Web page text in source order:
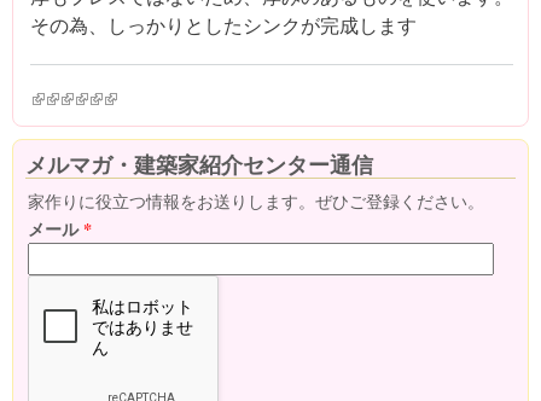
その為、しっかりとしたシンクが完成します
(link is external)
(link is external)
(link is external)
(link is external)
(link is external)
(link is external)
メルマガ・建築家紹介センター通信
家作りに役立つ情報をお送りします。ぜひご登録ください。
メール*